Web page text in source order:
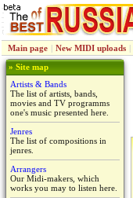
Main page | New MIDI uploads |
» Site map
Artists & Bands
The list of artists, bands,
movies and TV programms
one's music presented here.
Jenres
The list of compositions in
jenres.
Arrangers
Our Midi-makers, which
works you may to listen here.